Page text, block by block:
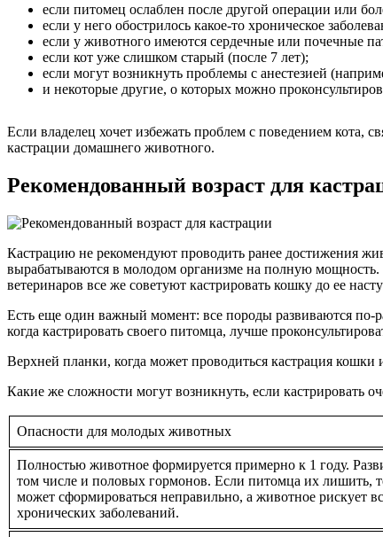
если питомец ослаблен после другой операции или
если у него обострилось какое-то хроническое
если у животного имеются сердечные или почечные
если кот уже слишком старый (после 7 лет);
если могут возникнуть проблемы с анестезией
и некоторые другие, о которых можно
Если владелец хочет избежать проблем с поведением кота,
кастрации домашнего животного.
Рекомендованный возраст для
Кастрацию не рекомендуют проводить ранее достижения
вырабатываются в молодом организме на полную
ветеринаров все же советуют кастрировать кошку до ее
Есть еще один важный момент: все породы развиваются по-
когда кастрировать своего питомца, лучше
Верхней планки, когда может проводиться кастрация кошки
Какие же сложности могут возникнуть, если кастрировать
Опасности для молодых животных
Полностью животное формируется примерно к 1 году.
том числе и половых гормонов. Если питомца их лишить,
может сформироваться неправильно, а животное рискует
хронических заболеваний.